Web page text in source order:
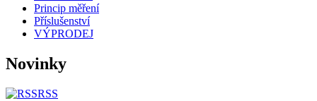
Princip měření
Příslušenství
VÝPRODEJ
Novinky
RSS